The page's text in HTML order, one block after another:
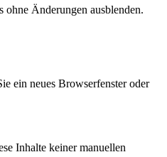
Änderungen ausblenden.
ein neues Browserfenster oder
Inhalte keiner manuellen